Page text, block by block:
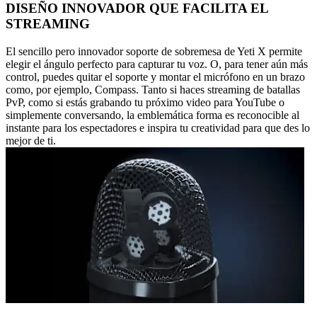
DISEÑO INNOVADOR QUE FACILITA EL
STREAMING
El sencillo pero innovador soporte de sobremesa de Yeti X permite
elegir el ángulo perfecto para capturar tu voz. O, para tener aún más
control, puedes quitar el soporte y montar el micrófono en un brazo
como, por ejemplo, Compass. Tanto si haces streaming de batallas
PvP, como si estás grabando tu próximo video para YouTube o
simplemente conversando, la emblemática forma es reconocible al
instante para los espectadores e inspira tu creatividad para que des lo
mejor de ti.